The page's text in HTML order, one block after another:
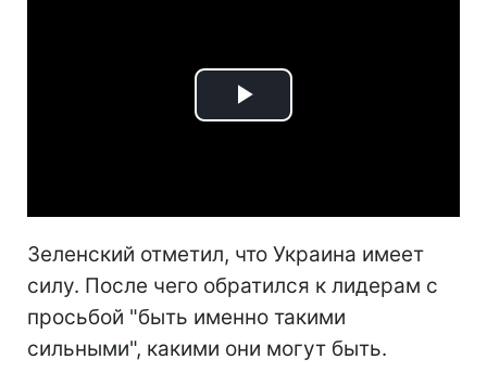
Play
Зеленский отметил, что Украина имеет
силу. После чего обратился к лидерам с
просьбой "быть именно такими
сильными", какими они могут быть.